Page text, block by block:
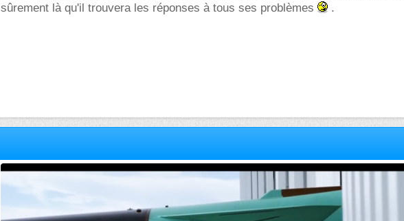
sûrement là qu'il trouvera les réponses à tous ses problèmes
.